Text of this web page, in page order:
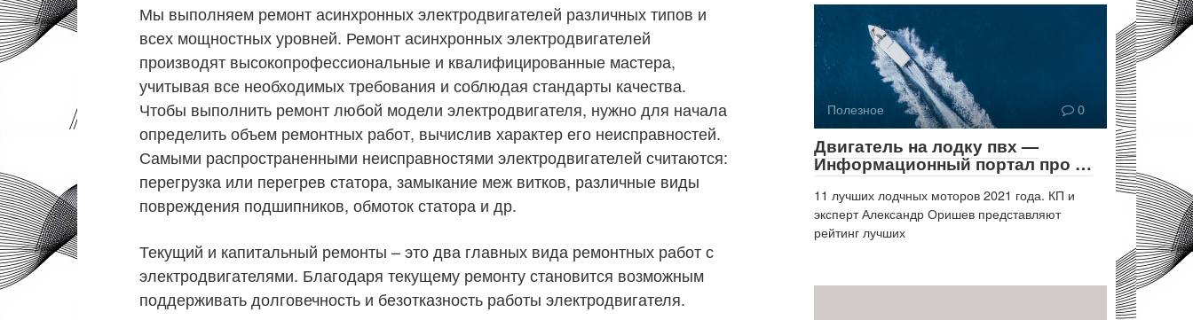
Мы выполняем ремонт асинхронных электродвигателей различных типов и
всех мощностных уровней. Ремонт асинхронных электродвигателей
производят высокопрофессиональные и квалифицированные мастера,
учитывая все необходимых требования и соблюдая стандарты качества.
Чтобы выполнить ремонт любой модели электродвигателя, нужно для начала
определить объем ремонтных работ, вычислив характер его неисправностей.
Самыми распространенными неисправностями электродвигателей считаются:
перегрузка или перегрев статора, замыкание меж витков, различные виды
повреждения подшипников, обмоток статора и др.
Текущий и капитальный ремонты – это два главных вида ремонтных работ с
электродвигателями. Благодаря текущему ремонту становится возможным
поддерживать долговечность и безотказность работы электродвигателя.
Полезное 0
Двигатель на лодку пвх —
Информационный портал про …
11 лучших лодчных моторов 2021 года. КП и
эксперт Александр Оришев представляют
рейтинг лучших